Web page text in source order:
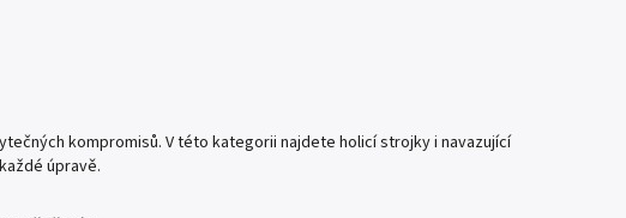
kompromisů. V této kategorii najdete holicí strojky i navazující
úpravě.